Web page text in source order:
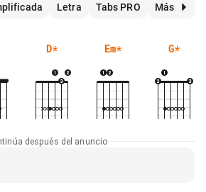
Letra Tabs PRO Más
D* Em* G*
después del anuncio